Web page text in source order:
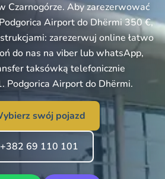
Czarnogórze. Aby zarezerwować
Airport do Dhërmi 350 €,
zarezerwuj online łatwo
do nas na viber lub whatsApp,
taksówką telefonicznie
Airport do Dhërmi.
swój pojazd
+382 69 110 101